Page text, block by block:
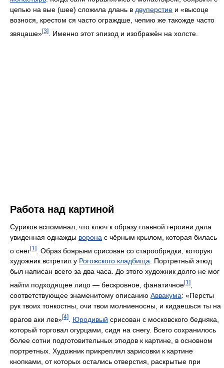
цепью на вые (шее) сложила длань в двуперстие и «высоце
вознося, крестом ся часто ограждше, чепию же такожде часто
звяцаше»[3] . Именно этот эпизод и изображён на холсте.
Работа над картиной
Суриков вспоминал, что ключ к образу главной героини дала
увиденная однажды ворона с чёрным крылом, которая билась
о снег[1]
. Образ боярыни срисован со старообрядки, которую
художник встретил у Рогожского кладбища. Портретный этюд
был написан всего за два часа. До этого художник долго не мог
найти подходящее лицо — бескровное, фанатичное[1]
соответствующее знаменитому описанию Аввакума: «Персты
рук твоих тонкостны, очи твои молниеносны, и кидаешься ты на
врагов аки лев»[4] Юродивый срисован с московского бедняка,
который торговал огурцами, сидя на снегу. Всего сохранилось
более сотни подготовительных этюдов к картине, в основном
портретных. Художник прикреплял зарисовки к картине
кнопками, от которых остались отверстия, раскрытые при